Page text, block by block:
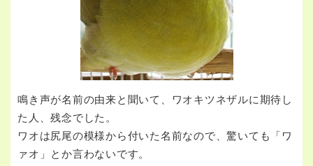
鳴き声が名前の由来と聞いて、ワオキツネザルに期待し
た人、残念でした。
ワオは尻尾の模様から付いた名前なので、驚いても「ワ
ァオ」とか言わないです。